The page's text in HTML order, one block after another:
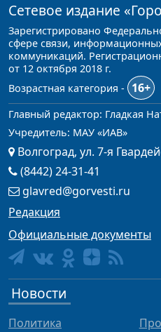
Сетевое издание
Зарегистрировано
сфере связи,
коммуникаций.
от 12 октября 2018 г.
Возрастная категория -
16+
Главный редактор: Гладкая
Учредитель: МАУ «ИАВ»
Волгоград, ул. 7-я
(8442) 24-31-41
glavred@gorvesti.ru
Редакция
Официальные документы
Новости
Политика